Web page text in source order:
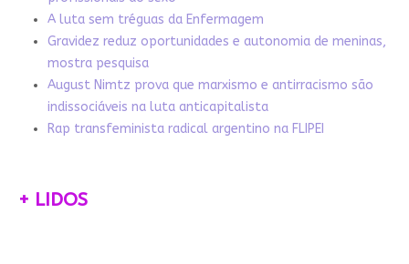
A luta sem tréguas da Enfermagem
Gravidez reduz oportunidades e autonomia de meninas,
mostra pesquisa
August Nimtz prova que marxismo e antirracismo são
indissociáveis na luta anticapitalista
Rap transfeminista radical argentino na FLIPEI
+ LIDOS